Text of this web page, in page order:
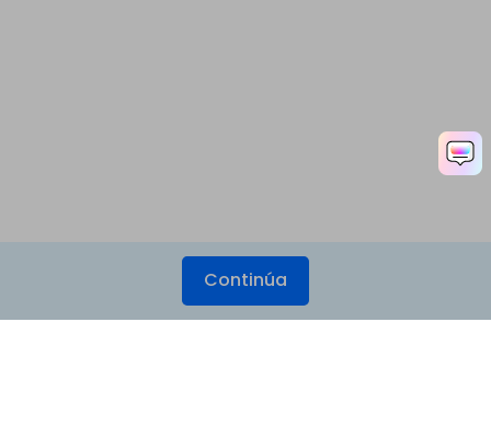
Continúa